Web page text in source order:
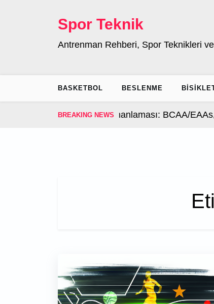
Spor Teknik
Antrenman Rehberi, Spor Teknikleri
BASKETBOL BESLENME
BREAKING NEWS
Sonrası Takviye Zamanlaması: BCAA/